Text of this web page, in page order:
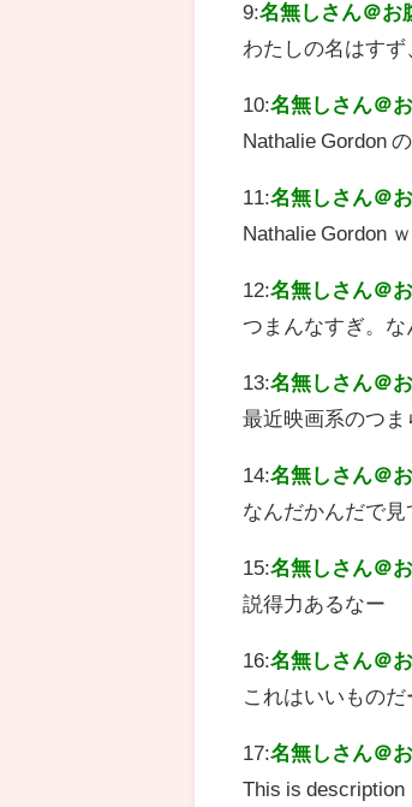
9:名無しさん＠お
わたしの名はすず
10:名無しさん＠
Nathalie Gordon
11:名無しさん＠
Nathalie Gordon
12:名無しさん＠
つまんなすぎ。
13:名無しさん＠
最近映画系のつ
14:名無しさん＠
なんだかんだで見
15:名無しさん＠
説得力あるなー
16:名無しさん＠
これはいいものだ
17:名無しさん＠
This is description